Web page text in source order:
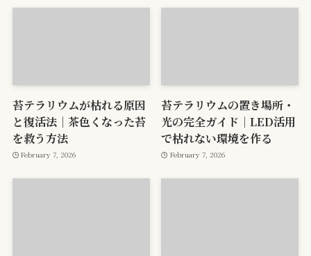
苔テラリウムが枯れる原因
と復活法｜茶色くなった苔
を救う方法
February 7, 2026
苔テラリウムの置き場所・
光の完全ガイド｜LED活用
で枯れない環境を作る
February 7, 2026